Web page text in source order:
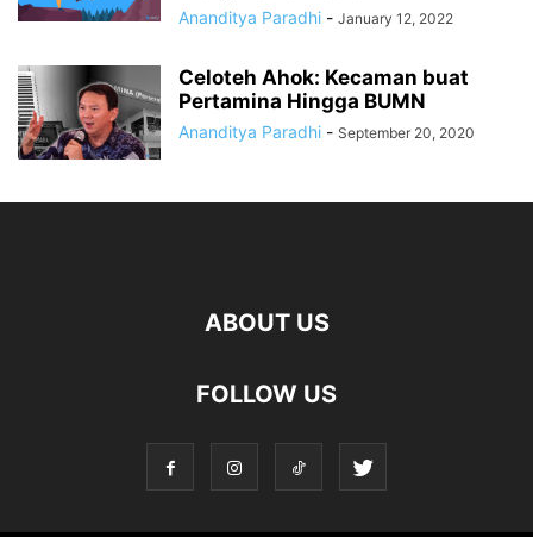
Ananditya Paradhi - January 12, 2022
Celoteh Ahok: Kecaman buat
Pertamina Hingga BUMN
Ananditya Paradhi - September 20, 2020
ABOUT US
FOLLOW US